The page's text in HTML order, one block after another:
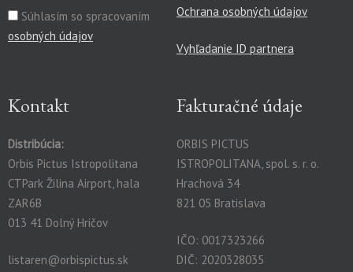
Súhlasím so spracovaním
osobných údajov
Ochrana osobných údajov
Vyhľadanie ID partnera
Kontakt
Distribúcia:
Orbis Pictus Istropolitana
CTPark Žilina Airport, hala
ZAR6B
013 41 Dolný Hričov
listaren@orbispictus.sk
Fakturačné údaje
ORBIS PICTUS
ISTROPOLITANA, spol. s. r. o.
Hrachová 34
821 05 Bratislava
IČO: 0017323266
DIČ: 2020328035